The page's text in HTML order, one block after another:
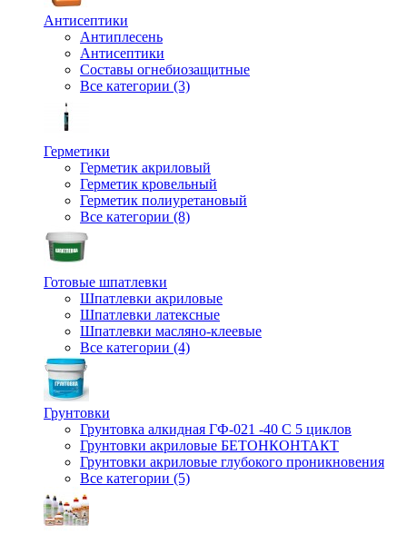
Антисептики
Антиплесень
Антисептики
Составы огнебиозащитные
Все категории (3)
Герметики
Герметик акриловый
Герметик кровельный
Герметик полиуретановый
Все категории (8)
Готовые шпатлевки
Шпатлевки акриловые
Шпатлевки латексные
Шпатлевки масляно-клеевые
Все категории (4)
Грунтовки
Грунтовка алкидная ГФ-021 -40 С 5 циклов
Грунтовки акриловые БЕТОНКОНТАКТ
Грунтовки акриловые глубокого проникновения
Все категории (5)